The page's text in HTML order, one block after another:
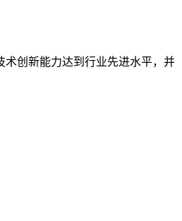
术创新能力达到行业先进水平，并